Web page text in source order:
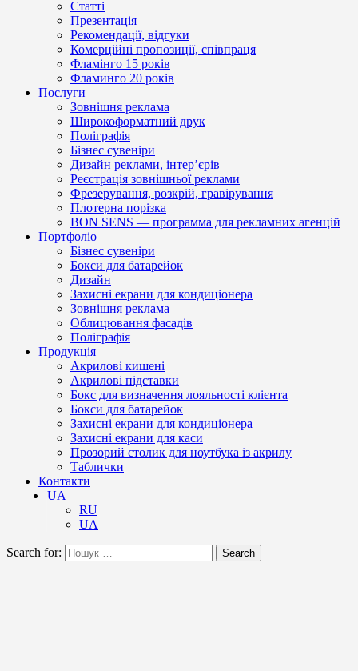
Статті
Презентація
Рекомендації, відгуки
Комерційні пропозиції, співпраця
Фламінго 15 років
Фламинго 20 років
Послуги
Зовнішня реклама
Широкоформатний друк
Поліграфія
Бізнес сувеніри
Дизайн реклами, інтер’єрів
Реєстрація зовнішньої реклами
Фрезерування, розкрій, гравірування
Плотерна порізка
BON SENS — программа для рекламних агенцій
Портфоліо
Бізнес сувеніри
Бокси для батарейок
Дизайн
Захисні екрани для кондиціонера
Зовнішня реклама
Облицювання фасадів
Поліграфія
Продукція
Акрилові кишені
Акрилові підставки
Бокс для визначення лояльності клієнта
Бокси для батарейок
Захисні екрани для кондиціонера
Захисні екрани для каси
Прозорий столик для ноутбука із акрилу
Таблички
Контакти
UA
RU
UA
Search for: Search